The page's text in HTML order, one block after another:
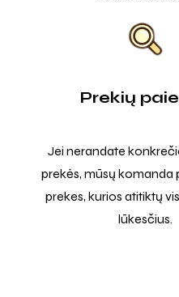
Prekių
Jei nerandate
prekės, mūsų komanda
prekes, kurios atitiktų
lūkesčius.